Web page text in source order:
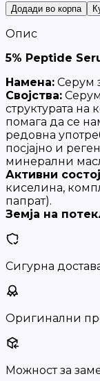
Додади во корпа
Опис
5% Peptide
Намена: Серум
Својства: Серум
структурата на
помага да се
редовна
посјајно и
минерални
Активни
киселина,
папрат).
Земја на
Сигурна
Оригинални
Можност за